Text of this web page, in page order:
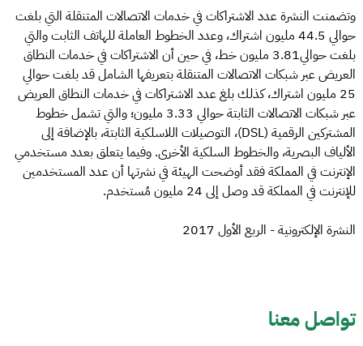
وتضمنت النشرة عدد الاشتراكات في خدمات الاتصالات المتنقلة التي بلغت
حوالي 44.5 مليون اشتراك، وعدد الخطوط العاملة للهاتف الثابت والتي
بلغت حوالي3.81 مليون خط، في حين أن الاشتراكات في خدمات النطاق
العريض عبر شبكات الاتصالات المتنقلة بتعريفها الشامل قد بلغت حوالي
25 مليون اشتراك، كذلك بلغ عدد الاشتراكات في خدمات النطاق العريض
عبر شبكات الاتصالات الثابتة حوالي 3.33 مليون؛ والتي تشمل خطوط
المشتركين الرقمية (DSL)، التوصيلات اللاسلكية الثابتة، بالإضافة إلى
الألياف البصرية، والخطوط السلكية الأخرى. وفيما يتعلق بعدد مستخدمي
الإنترنت في المملكة فقد أوضحت الهيئة في نشرتها أن عدد المستخدمين
للإنترنت في المملكة قد وصل إلى 24 مليون مُستخدم.
النشرة الإلكترونية - الربع الأول 2017
تواصل معنا